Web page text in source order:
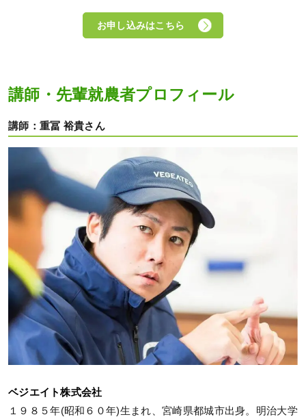
お申し込みはこちら
講師・先輩就農者プロフィール
講師：重冨 裕貴さん
ベジエイト株式会社
１９８５年(昭和６０年)生まれ、宮崎県都城市出身。明治大学